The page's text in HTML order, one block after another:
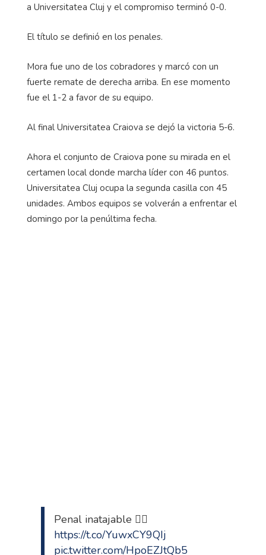
a Universitatea Cluj y el compromiso terminó 0-0.
El título se definió en los penales.
Mora fue uno de los cobradores y marcó con un
fuerte remate de derecha arriba. En ese momento
fue el 1-2 a favor de su equipo.
Al final Universitatea Craiova se dejó la victoria 5-6.
Ahora el conjunto de Craiova pone su mirada en el
certamen local donde marcha líder con 46 puntos.
Universitatea Cluj ocupa la segunda casilla con 45
unidades. Ambos equipos se volverán a enfrentar el
domingo por la penúltima fecha.
Penal inatajable 😮‍💨
https://t.co/YuwxCY9QIj
pic.twitter.com/HpoEZJtQb5